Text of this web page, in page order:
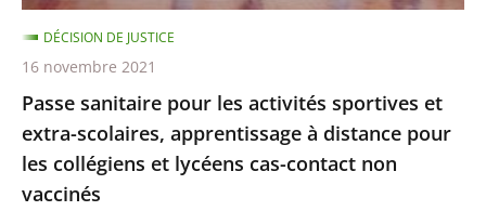
apprentissage
à
distance
pour
les
collégiens
et
Passe sanitaire pour les activités sportives et
extra-scolaires, apprentissage à distance pour
les collégiens et lycéens cas-contact non
vaccinés
DÉCISION DE JUSTICE
16 novembre 2021